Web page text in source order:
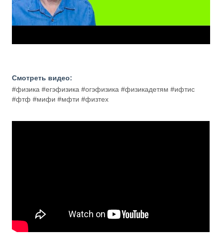
Смотреть видео:
#физика #егэфизика #огэфизика #физикадетям #ифтис
#фтф #мифи #мфти #физтех